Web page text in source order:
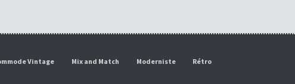
Vintage Mix and Match Moderniste
Rétro